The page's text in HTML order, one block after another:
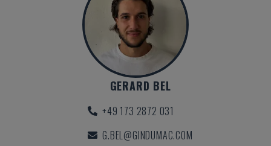
GERARD BEL
+49 173 2872 031
G.BEL@GINDUMAC.COM